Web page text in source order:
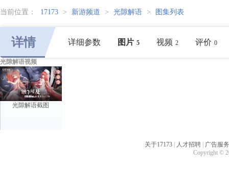
当前位置： 17173 > 新游频道 > 光隙解语 > 图集列表
详情 详细参数 图片 5 视频 2 评价 0
光隙解语视频
光隙解语截图
关于17173 人才招聘
广告服务
Copyright ©